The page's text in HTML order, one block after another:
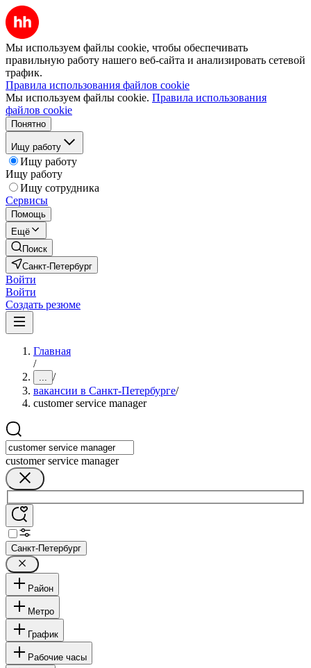
Мы используем файлы cookie, чтобы обеспечивать
правильную работу нашего веб-сайта и анализировать сетевой
трафик.
Правила использования файлов cookie
Мы используем файлы cookie. Правила использования
файлов cookie
Понятно
Ищу работу
Ищу работу
Ищу работу
Ищу сотрудника
Сервисы
Помощь
Ещё
Поиск
Санкт-Петербург
Войти
Войти
Создать резюме
Главная
/
... /
вакансии в Санкт-Петербурге/
customer service manager
customer service manager
Санкт-Петербург
Район
Метро
График
Рабочие часы